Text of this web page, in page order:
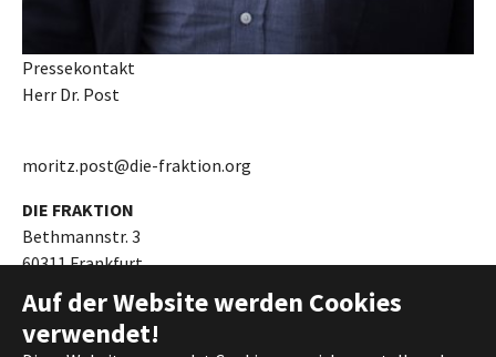
Auf der Website werden Cookies
verwendet!
Pressekontakt
Herr Dr. Post
moritz.post@die-fraktion.org
DIE FRAKTION
Bethmannstr. 3
60311 Frankfurt